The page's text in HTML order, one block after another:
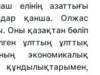
елінің азаттығы
қанша. Олжас
Оны қазақтан бөліп
ұлттың ұлттық
экономикалық